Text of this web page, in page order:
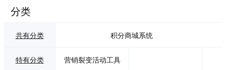
分类
共有分类 积分商城系统
特有分类 营销裂变活动工具